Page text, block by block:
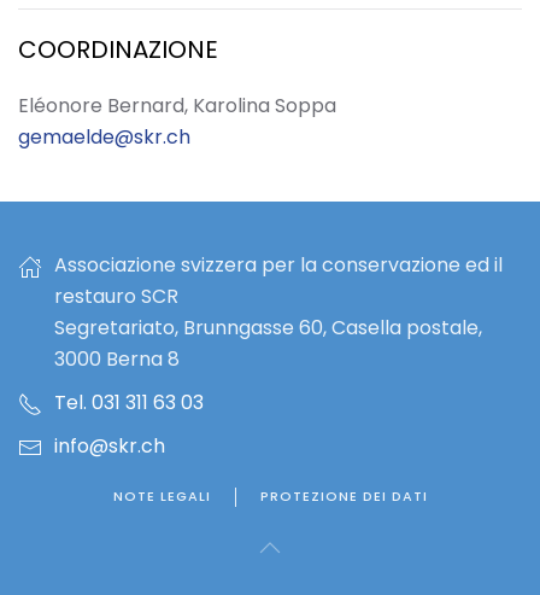
COORDINAZIONE
Eléonore Bernard, Karolina Soppa
gemaelde@skr.ch
Associazione svizzera per la conservazione ed il
restauro SCR
Segretariato, Brunngasse 60, Casella postale,
3000 Berna 8
Tel. 031 311 63 03
info@skr.ch
NOTE LEGALI PROTEZIONE DEI DATI